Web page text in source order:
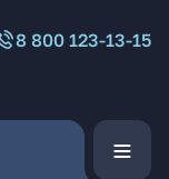
8 800 123-13-15